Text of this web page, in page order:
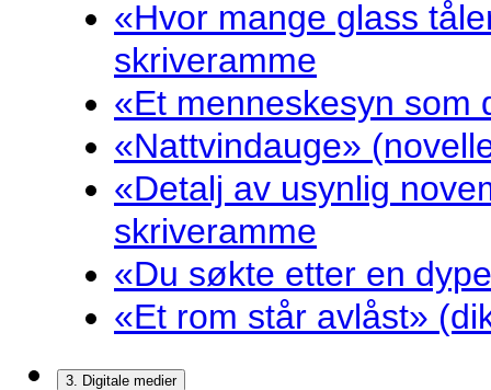
«Hvor mange glass
skriveramme
«Et menneskesyn som
«Nattvindauge»
«Detalj av usynlig
skriveramme
«Du søkte etter en
«Et rom står avlåst»
3. Digitale medier